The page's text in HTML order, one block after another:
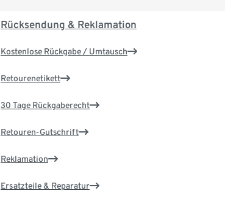
Rücksendung & Reklamation
Kostenlose Rückgabe / Umtausch
Retourenetikett
30 Tage Rückgaberecht
Retouren-Gutschrift
Reklamation
Ersatzteile & Reparatur